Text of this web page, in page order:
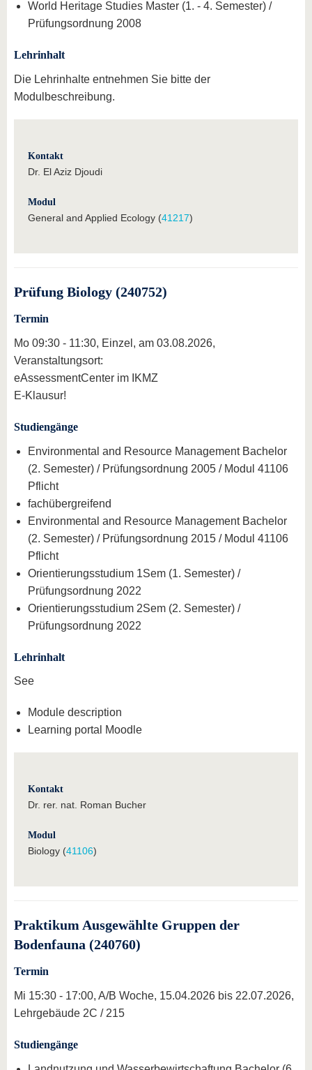
World Heritage Studies Master (1. - 4. Semester) /
Prüfungsordnung 2008
Lehrinhalt
Die Lehrinhalte entnehmen Sie bitte der
Modulbeschreibung.
Kontakt
Dr. El Aziz Djoudi
Modul
General and Applied Ecology (41217)
Prüfung Biology (240752)
Termin
Mo 09:30 - 11:30, Einzel, am 03.08.2026,
Veranstaltungsort:
eAssessmentCenter im IKMZ
E-Klausur!
Studiengänge
Environmental and Resource Management Bachelor
(2. Semester) / Prüfungsordnung 2005 / Modul 41106
Pflicht
fachübergreifend
Environmental and Resource Management Bachelor
(2. Semester) / Prüfungsordnung 2015 / Modul 41106
Pflicht
Orientierungsstudium 1Sem (1. Semester) /
Prüfungsordnung 2022
Orientierungsstudium 2Sem (2. Semester) /
Prüfungsordnung 2022
Lehrinhalt
See
Module description
Learning portal Moodle
Kontakt
Dr. rer. nat. Roman Bucher
Modul
Biology (41106)
Praktikum Ausgewählte Gruppen der
Bodenfauna (240760)
Termin
Mi 15:30 - 17:00, A/B Woche, 15.04.2026 bis 22.07.2026,
Lehrgebäude 2C / 215
Studiengänge